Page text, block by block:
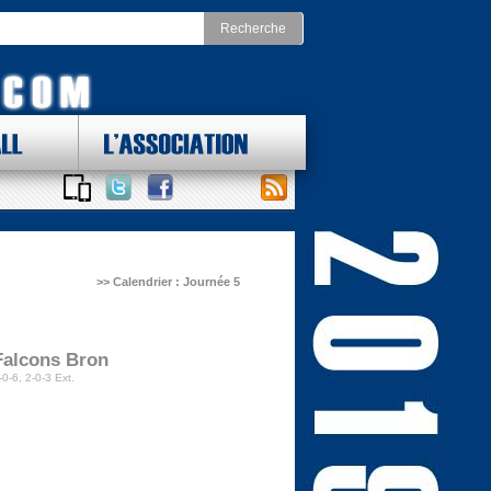
FOOTBALL CONFERENCE
Green Bay Packers
Redskins
Minnesota Vikings
Panthers
Saints
Bay Buccaneers
L'ASSOCIATION
DES LOTS !
>> Calendrier : Journée 5
Bron
0-6, 2-0-3 Ext.